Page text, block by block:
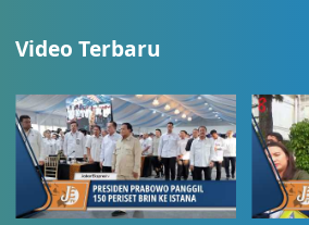
Video Terbaru